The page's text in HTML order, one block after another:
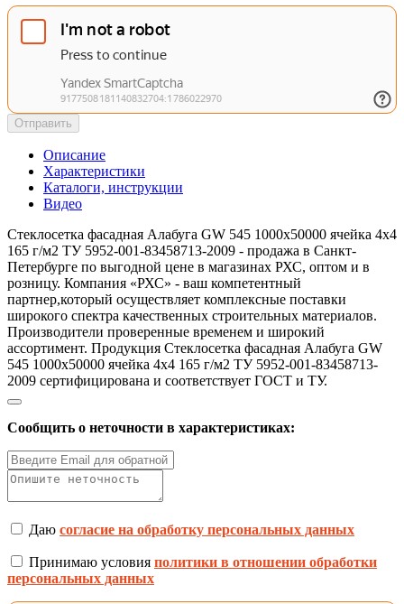
Отправить
Описание
Характеристики
Каталоги, инструкции
Видео
Стеклосетка фасадная Алабуга GW 545 1000х50000 ячейка 4х4
165 г/м2 ТУ 5952-001-83458713-2009 - продажа в Санкт-
Петербурге по выгодной цене в магазинах РХС, оптом и в
розницу. Компания «РХС» - ваш компетентный
партнер,который осуществляет комплексные поставки
широкого спектра качественных строительных материалов.
Производители проверенные временем и широкий
ассортимент. Продукция Стеклосетка фасадная Алабуга GW
545 1000х50000 ячейка 4х4 165 г/м2 ТУ 5952-001-83458713-
2009 сертифицирована и соответствует ГОСТ и ТУ.
Сообщить о неточности в характеристиках:
Даю согласие на обработку персональных данных
Принимаю условия политики в отношении обработки
персональных данных